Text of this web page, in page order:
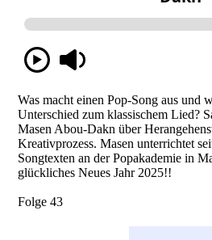
Was macht einen Pop-Song aus und
Unterschied zum klassischem Lied?
Masen Abou-Dakn über
Kreativprozess. Masen unterrichtet
Songtexten an der Popakademie in
glückliches Neues Jahr 2025!!
Folge 43